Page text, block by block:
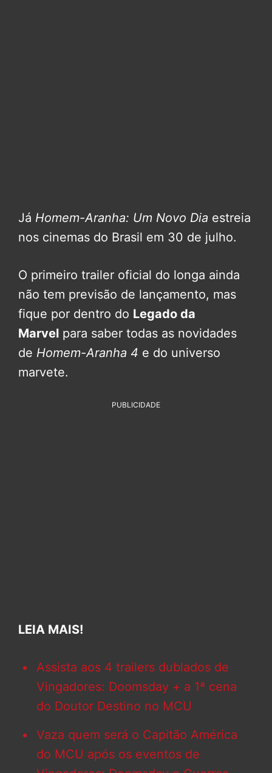
Já Homem-Aranha: Um Novo Dia estreia
nos cinemas do Brasil em 30 de julho.
O primeiro trailer oficial do longa ainda
não tem previsão de lançamento, mas
fique por dentro do Legado da
Marvel para saber todas as novidades
de Homem-Aranha 4 e do universo
marvete.
PUBLICIDADE
LEIA MAIS!
Assista aos 4 trailers dublados de
Vingadores: Doomsday + a 1ª cena
do Doutor Destino no MCU
Vaza quem será o Capitão América
do MCU após os eventos de